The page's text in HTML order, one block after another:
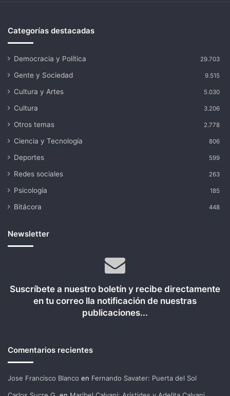
Categorías destacadas
Democracia y Política 29.703
Gente y Sociedad 9.515
Cultura y Artes 5.030
Cultura 3.206
Otros temas 2.778
Ciencia y Tecnología 806
Deportes 599
Redes sociales 263
Psicología 185
Bitácora 448
Newsletter
Suscríbete a nuestro boletín y recibe directamente
en tu correo lla notificación de nuestras
publicaciones...
Comentarios recientes
Jose Francisco Blanco en Fernando Savater: Puerta del Sol